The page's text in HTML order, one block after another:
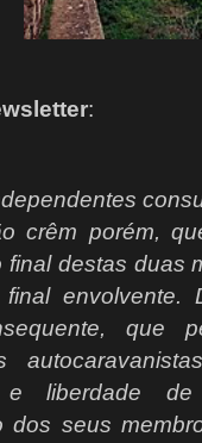
:
crêm porém,
final destas duas
final
que
e liberdade de
dos seus